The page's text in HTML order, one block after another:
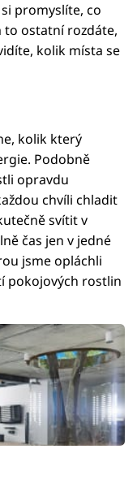
promyslíte, co
to ostatní rozdáte,
kolik místa se
kolik který
Podobně
opravdu
chvíli chladit
svítit v
čas jen v jedné
jsme opláchli
pokojových rostlin